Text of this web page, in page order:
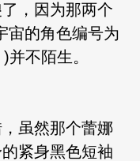
，因为那两个
宙的角色编号为
不陌生。
虽然那个蕾娜
紧身黑色短袖